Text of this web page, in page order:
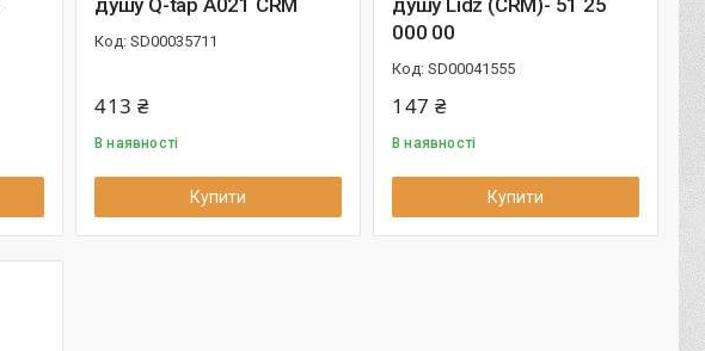
душу Q-tap A021 CRM
SD00035711
413 ₴
В наявності
Купити
душу Lidz (CRM)- 51 25
000 00
SD00041555
147 ₴
В наявності
Купити